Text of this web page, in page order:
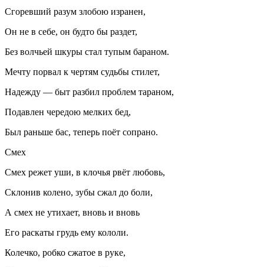
Сгоревший разум злобою изранен,
Он не в себе, он будто бы раздет,
Без волчьей шкуры стал тупым бараном.
Мечту порвал к чертям судьбы стилет,
Надежду — быт разбил проблем тараном,
Подавлен чередою мелких бед,
Был раньше бас, теперь поёт сопрано.
Смех
Смех режет уши, в клочья рвёт любовь,
Склонив колено, зубы сжал до боли,
А смех не утихает, вновь и вновь
Его раскаты грудь ему кололи.
Колечко, робко сжатое в руке,